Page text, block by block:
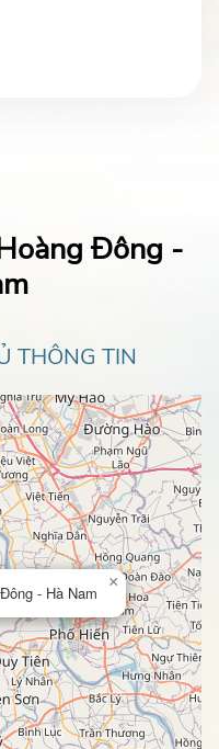
Đông -
THÔNG TIN
- Hà Nam
×